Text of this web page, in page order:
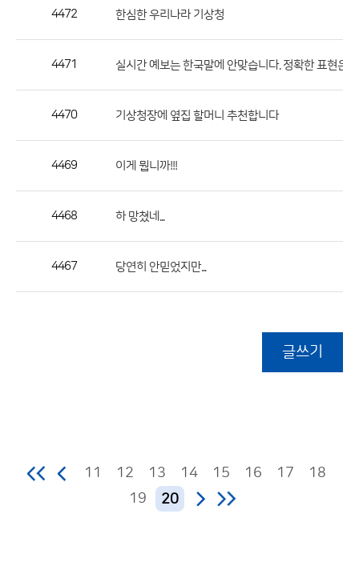
공
4472 한심한 우리나라 기상청
4471 실시간 예보는 한국말에 안맞습니다. 정확한 표현은
4470 기상청장에 옆집 할머니 추천합니다
4469 이게 뭡니까!!!
4468 하 망쳤네...
4467 당연히 안믿었지만...
글쓰기
11 12 13 14 15 16 17
18
19
20